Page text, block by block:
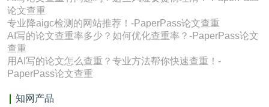
论文查重
专业降aigc检测的网站推荐！-PaperPass论文查重
AI写的论文查重率多少？如何优化查重率？-PaperPass论文
查重
用AI写的论文怎么查重？专业方法帮你快速查重！-
PaperPass论文查重
知网产品